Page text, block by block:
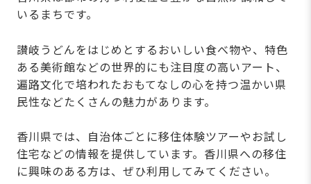
いるまちです。
讃岐うどんをはじめとするおいしい食べ物や、特色
ある美術館などの世界的にも注目度の高いアート、
遍路文化で培われたおもてなしの心を持つ温かい県
民性などたくさんの魅力があります。
香川県では、自治体ごとに移住体験ツアーやお試し
住宅などの情報を提供しています。香川県への移住
に興味のある方は、ぜひ利用してみてください。